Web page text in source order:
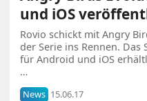
und iOS
Rovio schickt mit Angry
der Serie ins Rennen. Das
für Android und iOS
…
News 15.06.17